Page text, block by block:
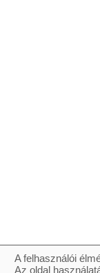
A felhasználói
Az oldal